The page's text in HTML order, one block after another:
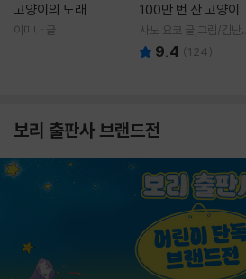
고양이의 노래
이미나 글
100만 번 산 고양이
사노 요코 글,그림/김난주
역 9.4 (124)
보리 출판사 브랜드전